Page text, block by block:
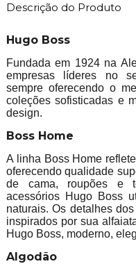
Descrição do Produto
Hugo Boss
Fundada em 1924 na
empresas líderes no
sempre oferecendo o
coleções sofisticadas e
design.
Boss Home
A linha Boss Home
oferecendo qualidade
de cama, roupões e
acessórios Hugo Boss
naturais. Os detalhes
inspirados por sua
Hugo Boss, moderno,
Algodão